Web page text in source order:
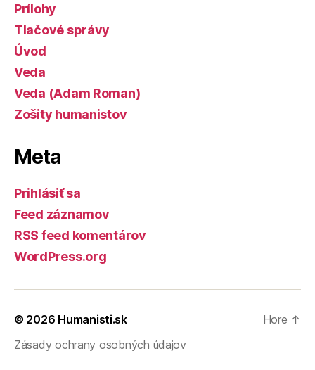
Prílohy
Tlačové správy
Úvod
Veda
Veda (Adam Roman)
Zošity humanistov
Meta
Prihlásiť sa
Feed záznamov
RSS feed komentárov
WordPress.org
© 2026 Humanisti.sk
Zásady ochrany osobných údajov
Hore ↑